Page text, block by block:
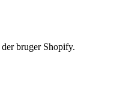
bruger Shopify.